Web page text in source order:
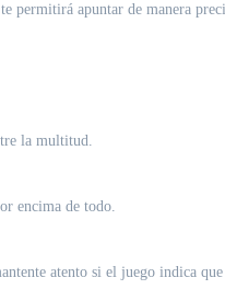
permitirá apuntar de manera
la multitud.
encima de todo.
atento si el juego indica que